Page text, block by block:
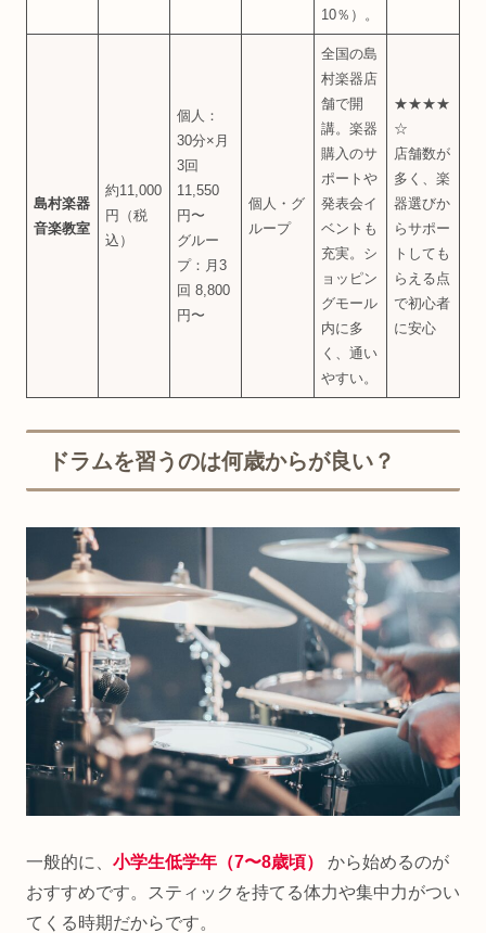
10％）。
島村楽器
音楽教室
約11,000
円（税
込）
個人：
30分×月
3回
11,550
円〜
グルー
プ：月3
回 8,800
円〜
個人・グ
ループ
全国の島
村楽器店
舗で開
講。楽器
購入のサ
ポートや
発表会イ
ベントも
充実。シ
ョッピン
グモール
内に多
く、通い
やすい。
★★★★
☆
店舗数が
多く、楽
器選びか
らサポー
トしても
らえる点
で初心者
に安心
ドラムを習うのは何歳からが良い？
一般的に、 小学生低学年（7〜8歳頃）
から始めるのが
おすすめです。スティックを持てる体力や集中力がつい
てくる時期だからです。